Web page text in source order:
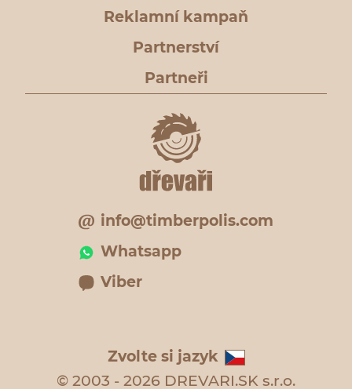
Reklamní kampaň
Partnerství
Partneři
info@timberpolis.com
Whatsapp
Viber
Zvolte si jazyk
© 2003 - 2026 DREVARI.SK s.r.o.